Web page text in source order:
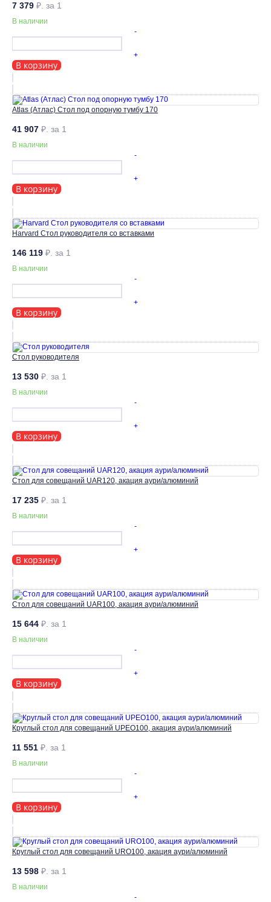
7 379 ₽. за 1
В наличии
-
+
В корзину
Atlas (Атлас) Стол под опорную тумбу 170
41 907 ₽. за 1
В наличии
-
+
В корзину
Harvard Стол руководителя со вставками
146 119 ₽. за 1
В наличии
-
+
В корзину
Стол руководителя
13 530 ₽. за 1
В наличии
-
+
В корзину
Стол для совещаний UAR120, акация аури/алюминий
17 235 ₽. за 1
В наличии
-
+
В корзину
Стол для совещаний UAR100, акация аури/алюминий
15 644 ₽. за 1
В наличии
-
+
В корзину
Круглый стол для совещаний UPEO100, акация аури/алюминий
11 551 ₽. за 1
В наличии
-
+
В корзину
Круглый стол для совещаний URO100, акация аури/алюминий
13 598 ₽. за 1
В наличии
-